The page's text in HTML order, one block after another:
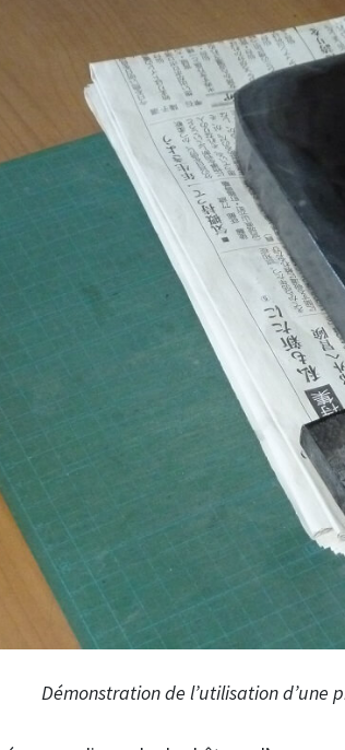
Démonstration de l’utilisation d’une